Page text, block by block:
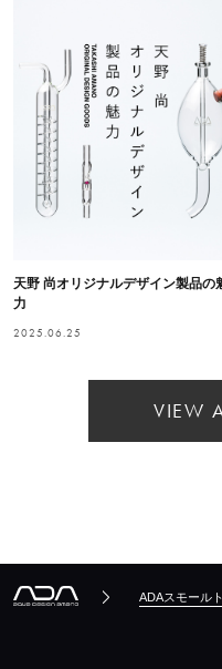
天野 尚オリジナルデザイン製品の
力
2025.06.25
VIEW
ADAスモール